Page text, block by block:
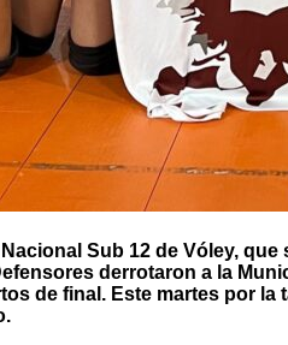
Sub 12 de Vóley, que
derrotaron a la
de final. Este martes por la